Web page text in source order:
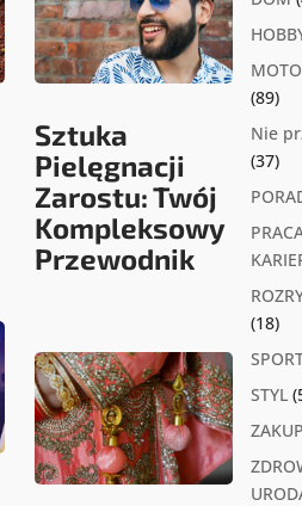
Sztuka
Pielęgnacji
Zarostu: Twój
Kompleksowy
Przewodnik
(89)
Nie
(37)
(18)
STYL